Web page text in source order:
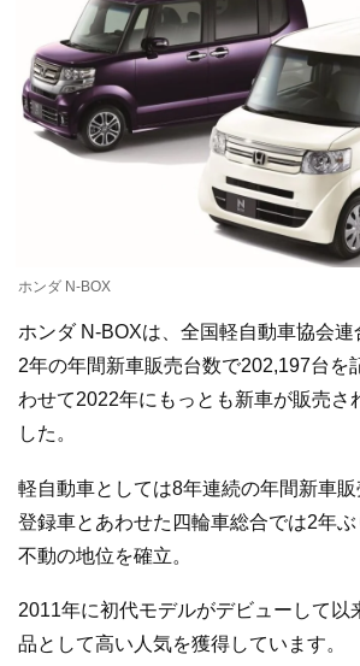
ホンダ N-BOX
ホンダ N-BOXは、全国軽自動車協会
2年の年間新車販売台数で202,197台を
わせて2022年にもっとも新車が販売さ
した。
軽自動車としては8年連続の年間新車販
登録車とあわせた四輪車総合では2年ぶ
不動の地位を確立。
2011年に初代モデルがデビューして以
品として高い人気を獲得しています。